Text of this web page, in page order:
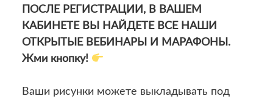
ПОСЛЕ РЕГИСТРАЦИИ, В ВАШЕМ
КАБИНЕТЕ ВЫ НАЙДЕТЕ ВСЕ НАШИ
ОТКРЫТЫЕ ВЕБИНАРЫ И МАРАФОНЫ.
Жми кнопку!
Ваши рисунки можете выкладывать под